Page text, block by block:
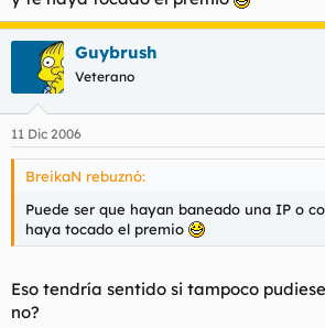
Guybrush
Veterano
11 Dic 2006
BreikaN rebuznó:
Puede ser que hayan baneado una IP o
haya tocado el premio
Eso tendría sentido si tampoco
no?